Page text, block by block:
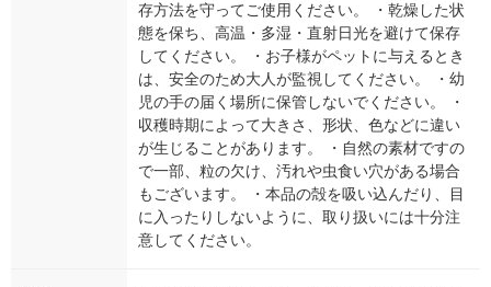
存方法を守ってご使用ください。 ・乾燥した状
態を保ち、高温・多湿・直射日光を避けて保存
してください。 ・お子様がペットに与えるとき
は、安全のため大人が監視してください。 ・幼
児の手の届く場所に保管しないでください。 ・
収穫時期によって大きさ、形状、色などに違い
が生じることがあります。 ・自然の素材ですの
で一部、粒の欠け、汚れや虫食い穴がある場合
もございます。 ・本品の殻を吸い込んだり、目
に入ったりしないように、取り扱いには十分注
意してください。